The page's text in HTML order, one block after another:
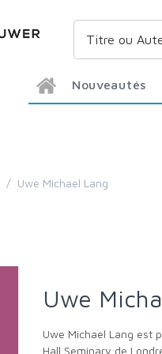
Nouveautés
/ Uwe Michael Lang
Uwe
Uwe Michael Lang est prêtre de l'Oratoire de Saint Philippe Neri à Londres. Il enseigne la théologie à St Mary's University de Twickenham et au Allen
Hall Seminary de